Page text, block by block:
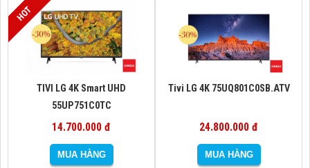
TIVI LG 4K Smart UHD
55UP751C0TC
14.700.000 đ
Tivi LG 4K 75UQ801C0SB.ATV
24.800.000 đ